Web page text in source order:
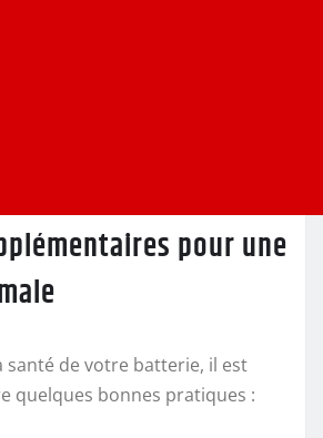
pour une
santé de votre batterie, il est
quelques bonnes pratiques :